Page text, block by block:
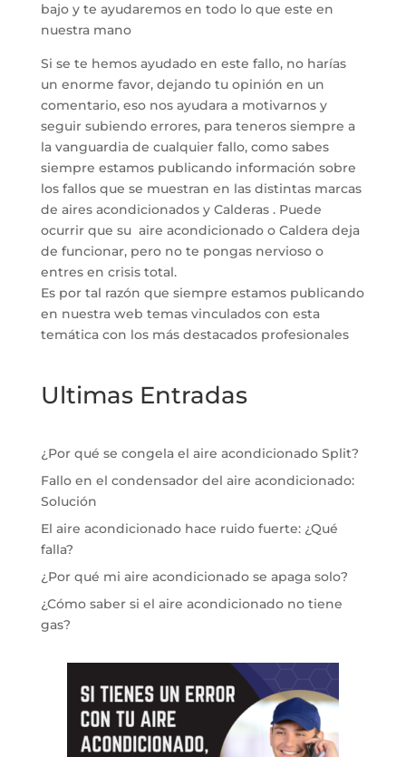
bajo y te ayudaremos en todo lo que este en
nuestra mano
Si se te hemos ayudado en este fallo, no harías
un enorme favor, dejando tu opinión en un
comentario, eso nos ayudara a motivarnos y
seguir subiendo errores, para teneros siempre a
la vanguardia de cualquier fallo, como sabes
siempre estamos publicando información sobre
los fallos que se muestran en las distintas marcas
de aires acondicionados y Calderas . Puede
ocurrir que su aire acondicionado o Caldera deja
de funcionar, pero no te pongas nervioso o
entres en crisis total.
Es por tal razón que siempre estamos publicando
en nuestra web temas vinculados con esta
temática con los más destacados profesionales
Ultimas Entradas
¿Por qué se congela el aire acondicionado Split?
Fallo en el condensador del aire acondicionado:
Solución
El aire acondicionado hace ruido fuerte: ¿Qué
falla?
¿Por qué mi aire acondicionado se apaga solo?
¿Cómo saber si el aire acondicionado no tiene
gas?